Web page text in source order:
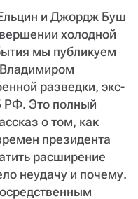
и Джордж Буш
холодной
мы публикуем
Владимиром
разведки, экс-
РФ. Это полный
о том, как
президента
расширение
неудачу и почему.
или